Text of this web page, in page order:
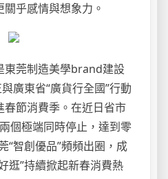
關乎感情與想象力。
東莞制造美學brand建設
廣東省“廣貨行全國”行動
節消費季。在近日省市
個極端同時停止，達到零
“智創優品”頻頻出圈，成
逛”持續掀起新春消費熱